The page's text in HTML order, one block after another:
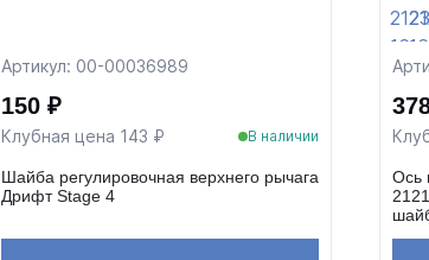
Артикул: 00-00036989
150 ₽
Клубная цена 143 ₽ В наличии
Шайба регулировочная верхнего рычага
Дрифт Stage 4
Ось